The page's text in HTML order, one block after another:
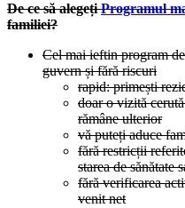
De ce să alegețiProgramul
familiei?
Cel mai ieftin program
guvern și fără riscuri
rapid: primești
doar o vizită
rămâne ulterior
vă puteți aduce
fără restricții
starea de sănătate
fără verificarea
venit net